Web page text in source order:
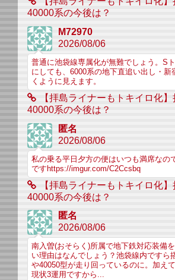
40000系の今後は？
M72970
2026/08/06
普通に池袋線専属化が無難でしょう。S
にしても、6000系の地下直追い出し・新
くように見えます。
【拝島ライナーもトキイロ化
40000系の今後は？
匿名
2026/08/06
私の乗る平日夕方の便はいつも満席なの
ですhttps://imgur.com/C2Ccsbq
【拝島ライナーもトキイロ化
40000系の今後は？
匿名
2026/08/06
南入曽(おそらく)所属で地下鉄対応装備
い理由はなんでしょう？池袋線内ですら
や40050型が走り回っているのに。加え
現状3運用ですから...